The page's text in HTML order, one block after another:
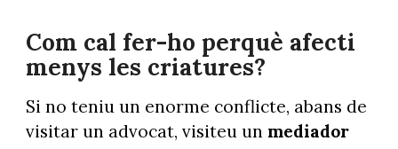
Com cal fer-ho perquè afecti
menys les criatures?
Si no teniu un enorme conflicte, abans de
visitar un advocat, visiteu unmediador